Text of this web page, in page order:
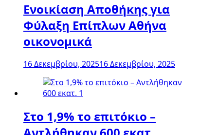
Ενοικίαση Αποθήκης για
Φύλαξη Επίπλων Αθήνα
οικονομικά
16 Δεκεμβρίου, 202516 Δεκεμβρίου, 2025
Στο 1,9% το επιτόκιο –